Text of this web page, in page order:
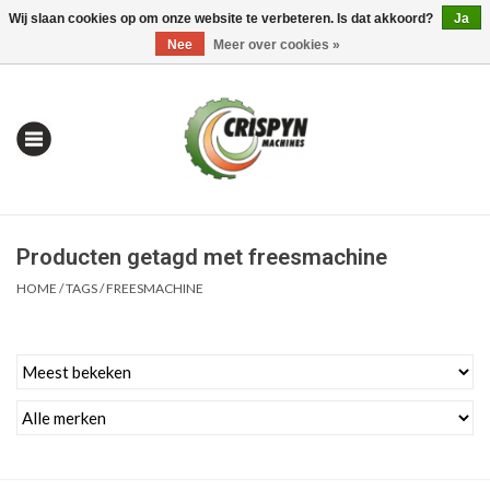
0 Artikelen - €0,00 Mijn account / Registreren
| Alles om te Meten |
Producten getagd met freesmachine
HOME /TAGS/FREESMACHINE
Wij slaan cookies op om onze website te verbeteren. Is dat akkoord?
Ja
Nee
Meer over cookies »